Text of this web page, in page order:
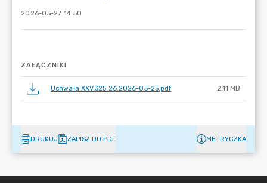
2026-05-27 14:50
ZAŁĄCZNIKI
Uchwała.XXV.325.26.2026-05-25.pdf 2.11 MB
DRUKUJ ZAPISZ DO PDF METRYCZKA